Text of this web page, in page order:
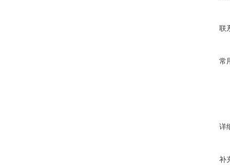
联
常
详
补